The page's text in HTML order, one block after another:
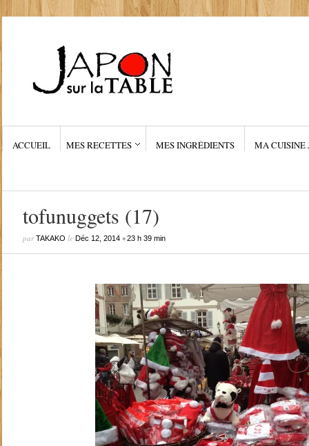
ACCUEIL MES RECETTES MES INGRÉDIENTS MA CUISINE
tofunuggets (17)
parTAKAKO le Déc 12, 2014•23 h 39 min